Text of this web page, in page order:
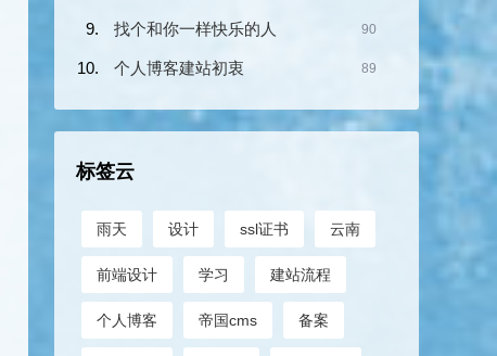
找个和你一样快乐的人 90
个人博客建站初衷 89
标签云
雨天 设计 ssl证书 云南
前端设计 学习 建站流程
个人博客 帝国cms 备案